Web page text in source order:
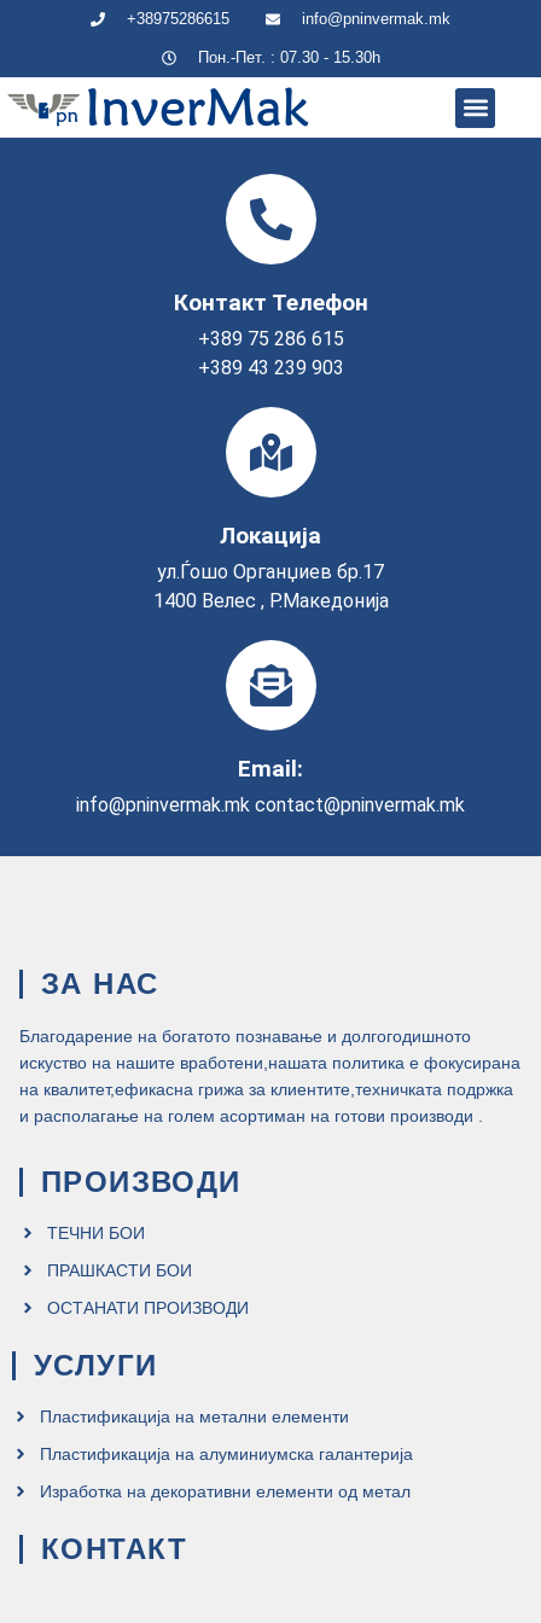
+38975286615 info@pninvermak.mk
Пон.-Пет. : 07.30 - 15.30h
Контакт Телефон
+389 75 286 615
+389 43 239 903
Локација
ул.Ѓошо Органџиев бр.17
1400 Велес , Р.Македонија
Email:
info@pninvermak.mk contact@pninvermak.mk
ЗА НАС
Благодарение на богатото познавање и долгогодишното
искуство на нашите вработени,нашата политика е фокусирана
на квалитет,ефикасна грижа за клиентите,техничката подржка
и располагање на голем асортиман на готови производи .
ПРОИЗВОДИ
ТЕЧНИ БОИ
ПРАШКАСТИ БОИ
ОСТАНАТИ ПРОИЗВОДИ
УСЛУГИ
Пластификација на метални елементи
Пластификација на алуминиумска галантерија
Изработка на декоративни елементи од метал
КОНТАКТ